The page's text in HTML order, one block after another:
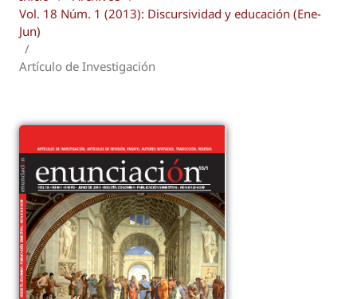
Vol. 18 Núm. 1 (2013): Discursividad y educación (Ene-
Jun)
/
Artículo de Investigación